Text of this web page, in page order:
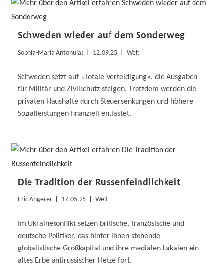
Schweden wieder auf dem Sonderweg
Beitrags-
Sophia-Maria Antonulas
Beitrag
12.09.25
Beitrags-
Welt
Schweden setzt auf «Totale Verteidigung», die Ausgaben
für Militär und Zivilschutz steigen. Trotzdem werden die
privaten Haushalte durch Steuersenkungen und höhere
Sozialleistungen finanziell entlastet.
Die Tradition der Russenfeindlichkeit
Beitrags-
Eric Angerer
Beitrag
17.05.25
Beitrags-
Welt
Im Ukrainekonflikt setzen britische, französische und
deutsche Politiker, das hinter ihnen stehende
globalistische Großkapital und ihre medialen Lakaien ein
altes Erbe antirussischer Hetze fort.